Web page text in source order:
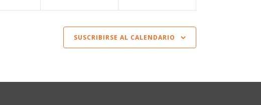
SUSCRIBIRSE AL CALENDARIO